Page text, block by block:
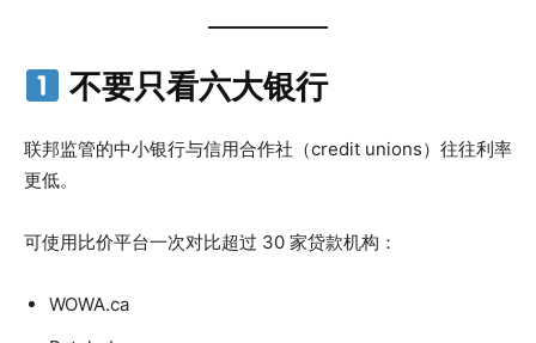
不要只看六大银行
联邦监管的中小银行与信用合作社（credit unions）往往利率
更低。
可使用比价平台一次对比超过 30 家贷款机构：
WOWA.ca